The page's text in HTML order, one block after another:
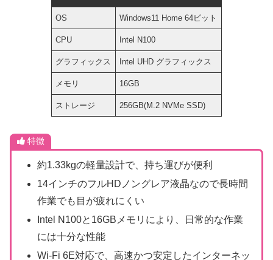
OS Windows11 Home 64ビット
CPU Intel N100
グラフィックス Intel UHD グラフィックス
メモリ 16GB
ストレージ 256GB(M.2 NVMe SSD)
特徴
約1.33kgの軽量設計で、持ち運びが便利
14インチのフルHDノングレア液晶なので長時間
作業でも目が疲れにくい
Intel N100と16GBメモリにより、日常的な作業
には十分な性能
Wi-Fi 6E対応で、高速かつ安定したインターネッ